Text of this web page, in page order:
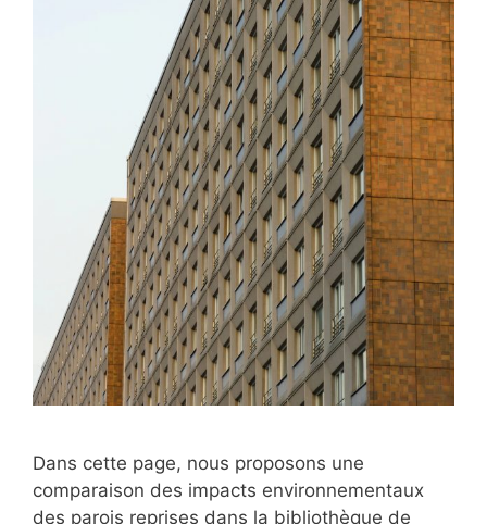
Dans cette page, nous proposons une
comparaison des impacts environnementaux
des parois reprises dans la bibliothèque de